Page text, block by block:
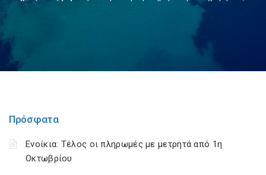
Πρόσφατα
Ενοίκια: Τέλος οι πληρωμές με μετρητά από 1η
Οκτωβρίου